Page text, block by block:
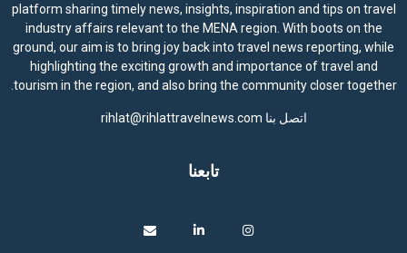
platform sharing timely news, insights, inspiration and tips on travel
industry affairs relevant to the MENA region. With boots on the
ground, our aim is to bring joy back into travel news reporting, while
highlighting the exciting growth and importance of travel and
tourism in the region, and also bring the community closer together.
اتصل بنا rihlat@rihlattravelnews.com
تابعنا